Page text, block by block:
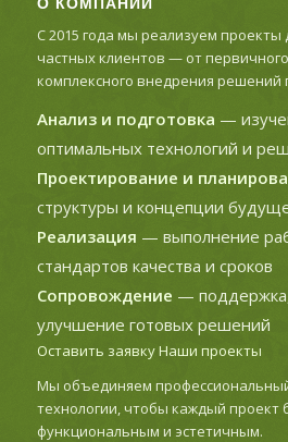
С 2015 года мы реализуем проекты
частных клиентов — от
комплексного внедрения решений
Анализ и подготовка —
оптимальных технологий и
Проектирование и
структуры и концепции
Реализация — выполнение
стандартов качества и сроков
Сопровождение —
улучшение готовых решений
Оставить заявкуНаши проекты
Мы объединяем
технологии, чтобы каждый
функциональным и эстетичным.